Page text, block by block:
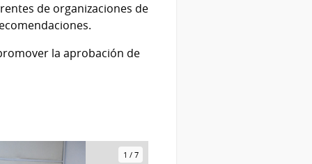
de organizaciones de
la aprobación de
1 / 7